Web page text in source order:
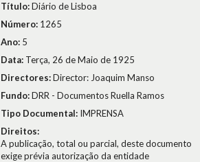
Título:Diário de Lisboa
Número: 1265
Ano: 5
Data: Terça, 26 de Maio de 1925
Directores:Director: Joaquim Manso
Fundo:DRR - Documentos Ruella Ramos
Tipo Documental: IMPRENSA
Direitos:
A publicação, total ou parcial, deste documento
exige prévia autorização da entidade